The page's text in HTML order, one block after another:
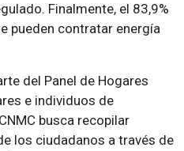
Finalmente, el 83,9%
pueden contratar energía
del Panel de Hogares
e individuos de
busca recopilar
los ciudadanos a través de